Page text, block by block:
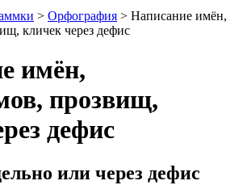
> Орфография > Написание имён,
кличек через дефис
имён,
прозвищ,
дефис
или через дефис